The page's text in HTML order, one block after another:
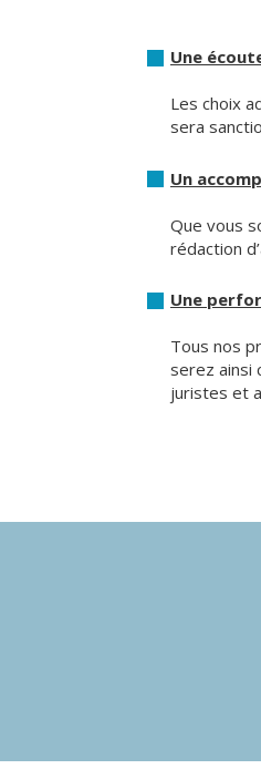
Une
Les choix
sera
Un
Que vous
rédaction
Une
Tous nos
serez ainsi
juristes et